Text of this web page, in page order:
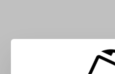
Type Kirundi